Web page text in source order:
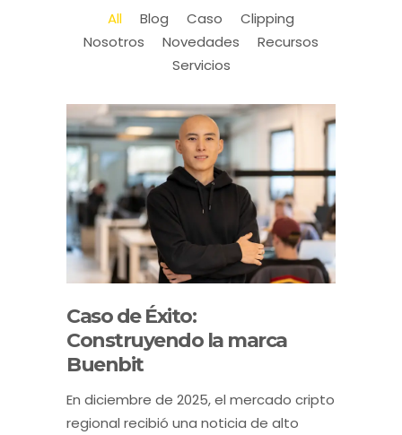
All Blog Caso
Clipping
Nosotros
Novedades
Recursos
Servicios
Caso de Éxito:
Construyendo la marca
Buenbit
En diciembre de 2025, el mercado cripto
regional recibió una noticia de alto